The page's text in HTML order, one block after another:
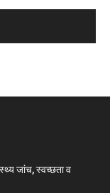
जांच, स्वच्छता व